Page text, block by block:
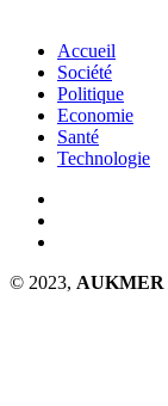
Accueil
Société
Politique
Economie
Santé
Technologie
© 2023, AUKMER